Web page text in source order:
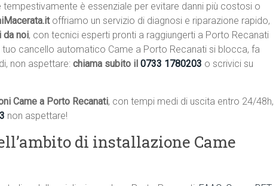
tempestivamente è essenziale per evitare danni più costosi o
offriamo un servizio di diagnosi e riparazione rapido,
da noi, con tecnici esperti pronti a raggiungerti a Porto Recanati
cancello automatico Came a Porto Recanati si blocca, fa
non aspettare: chiama subito il 0733 1780203 o scrivici su
Came a Porto Recanati, con tempi medi di uscita entro 24/48h,
non aspettare!
di installazione Came